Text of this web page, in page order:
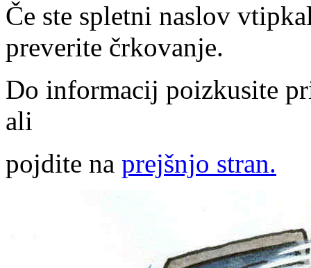
Če ste spletni naslov
preverite črkovanje.
Do informacij poizkusite
ali
pojdite na prejšnjo stran.